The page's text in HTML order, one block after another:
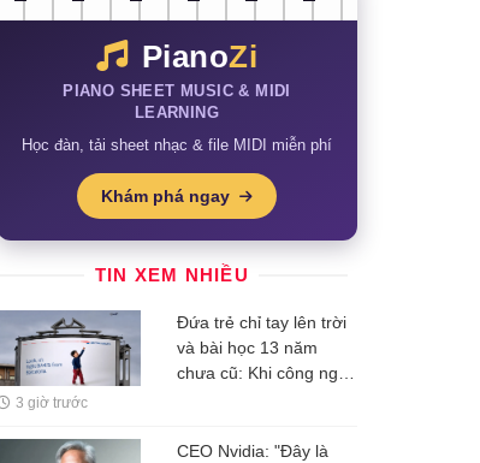
PianoZi
PIANO SHEET MUSIC & MIDI
LEARNING
Học đàn, tải sheet nhạc & file MIDI miễn phí
Khám phá ngay
TIN XEM NHIỀU
Đứa trẻ chỉ tay lên trời
và bài học 13 năm
chưa cũ: Khi công nghệ
3 giờ trước
CEO Nvidia: "Đây là